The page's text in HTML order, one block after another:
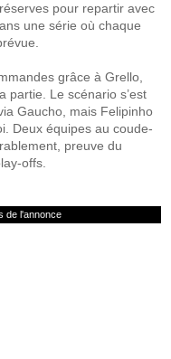
pour repartir avec
une série où chaque
grâce à Grello,
partie. Le scénario s’est
Gaucho, mais Felipinho
Deux équipes au coude-
preuve du
offs.
de l'annonce